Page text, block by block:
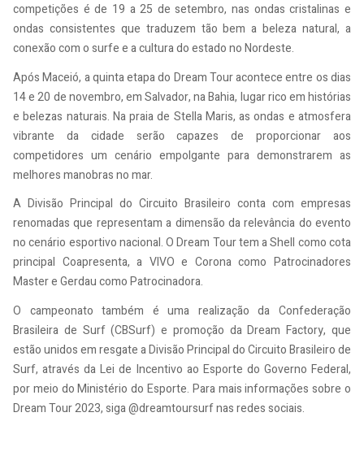
competições é de 19 a 25 de setembro, nas ondas cristalinas e
ondas consistentes que traduzem tão bem a beleza natural, a
conexão com o surfe e a cultura do estado no Nordeste.
Após Maceió, a quinta etapa do Dream Tour acontece entre os dias
14 e 20 de novembro, em Salvador, na Bahia, lugar rico em histórias
e belezas naturais. Na praia de Stella Maris, as ondas e atmosfera
vibrante da cidade serão capazes de proporcionar aos
competidores um cenário empolgante para demonstrarem as
melhores manobras no mar.
A Divisão Principal do Circuito Brasileiro conta com empresas
renomadas que representam a dimensão da relevância do evento
no cenário esportivo nacional. O Dream Tour tem a Shell como cota
principal Coapresenta, a VIVO e Corona como Patrocinadores
Master e Gerdau como Patrocinadora.
O campeonato também é uma realização da Confederação
Brasileira de Surf (CBSurf) e promoção da Dream Factory, que
estão unidos em resgate a Divisão Principal do Circuito Brasileiro de
Surf, através da Lei de Incentivo ao Esporte do Governo Federal,
por meio do Ministério do Esporte. Para mais informações sobre o
Dream Tour 2023, siga @dreamtoursurf nas redes sociais.